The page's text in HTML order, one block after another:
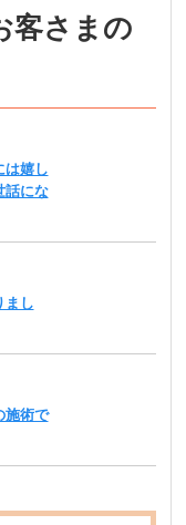
客さまの
は嬉し
話にな
まし
施術で